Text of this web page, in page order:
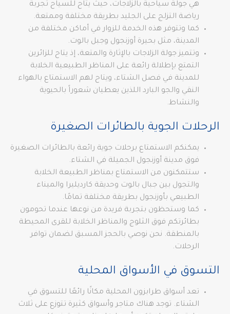
هي جولة سياحية بالزلاجات، حيث يتاح للسياح تجربة
رياضة التزلج على الجليد بطريقة مختلفة وممتعة.
كما وتتوفر هذه الخدمة للزوار في أماكن مختلفة من
المدينة، مثل بحيرة أوزنجول وجبل بالوت.
وتتميز جولة الزلاجات بالإثارة والمتعة، إذ يتاح للزائرين
التمتع بإطلالة رائعة على المناظر الطبيعية الخلابة
للمدينة في فصل الشتاء، ويتاح لهم الاستمتاع بالهواء
النقي والجو البارد اللذين يعطيان شعوراً بالحيوية
والنشاط.
الرحلات الجوية بالطائرات الصغيرة
يمكنكم الاستمتاع برحلات جوية رائعة بالطائرات الصغيرة
فوق مدينة أوزنجول الجميلة في الشتاء.
ستتمكنون من الاستمتاع بمناظر الطبيعة الخلابة
والتجول بين جبال بالوت وحديقة كارديليرا والميناء
الطبيعي بأوزنجول بطريقة مختلفة تمامًا.
كما وستحظون بتجربة فريدة من نوعها عندما تحومون
بطائرتكم فوق الثلوج والمناظر الخلابة للقرى المحيطة
بالمنطقة. نحن نوصي بالحجز المسبق لضمان توافر
الرحلات.
التسوق في الأسواق المحلية
تعد أسواق طرابزون المحلية مكانًا رائعًا للتسوق في
الشتاء. توجد هناك متاجر وأسواق كثيرة تتوزع على ثلاث